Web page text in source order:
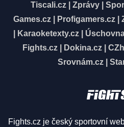
Tiscali.cz Zprávy
Games.cz
Profigamers.cz
Karaoketexty.cz|
Fights.cz
Dokina.cz
Srovnám.cz
Fights.cz je český sportovní